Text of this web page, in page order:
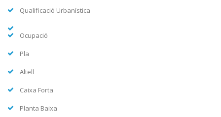
Qualificació Urbanística
Ocupació
Pla
Altell
Caixa Forta
Planta Baixa